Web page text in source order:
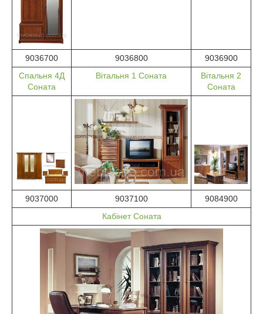
9036700 9036800
9036900
Спальня 4Д
Соната
Вітальня 1 Соната
Вітальня 2
Соната
9037000 9037100
9084900
Кабінет Соната